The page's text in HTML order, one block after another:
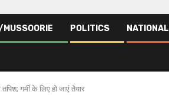
POLITICS NATIONAL
गर्मी के लिए हो जाएं तैयार